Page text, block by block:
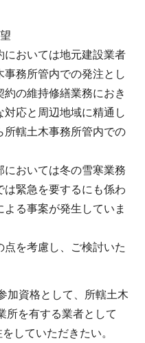
においては地元建設業者
務所管内での発注とし
の維持修繕業務におき
対応と周辺地域に精通し
所轄土木事務所管内での
おいては冬の雪寒業務
は緊急を要するにも係わ
る事案が発生していま
点を考慮し、ご検討いた
加資格として、所轄土木
所を有する業者として
していただきたい。